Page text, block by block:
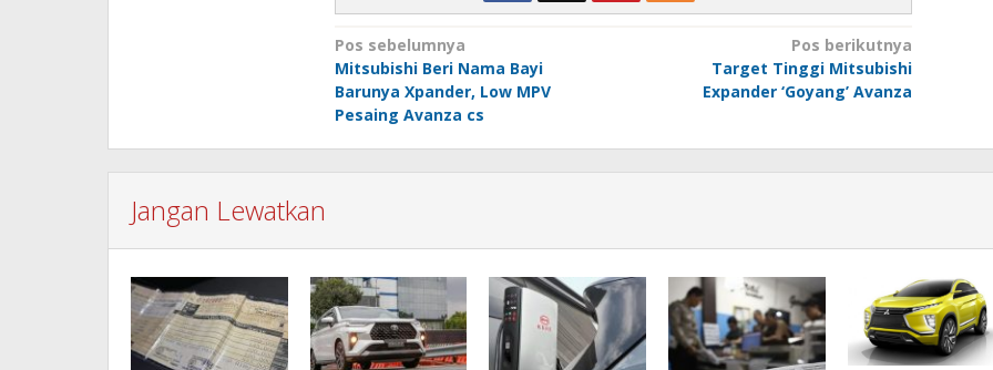
Navigasi
pos
Pos sebelumnya
Mitsubishi Beri Nama Bayi
Barunya Xpander, Low MPV
Pesaing Avanza cs
Pos berikutnya
Target Tinggi Mitsubishi
Expander ‘Goyang’ Avanza
Jangan Lewatkan